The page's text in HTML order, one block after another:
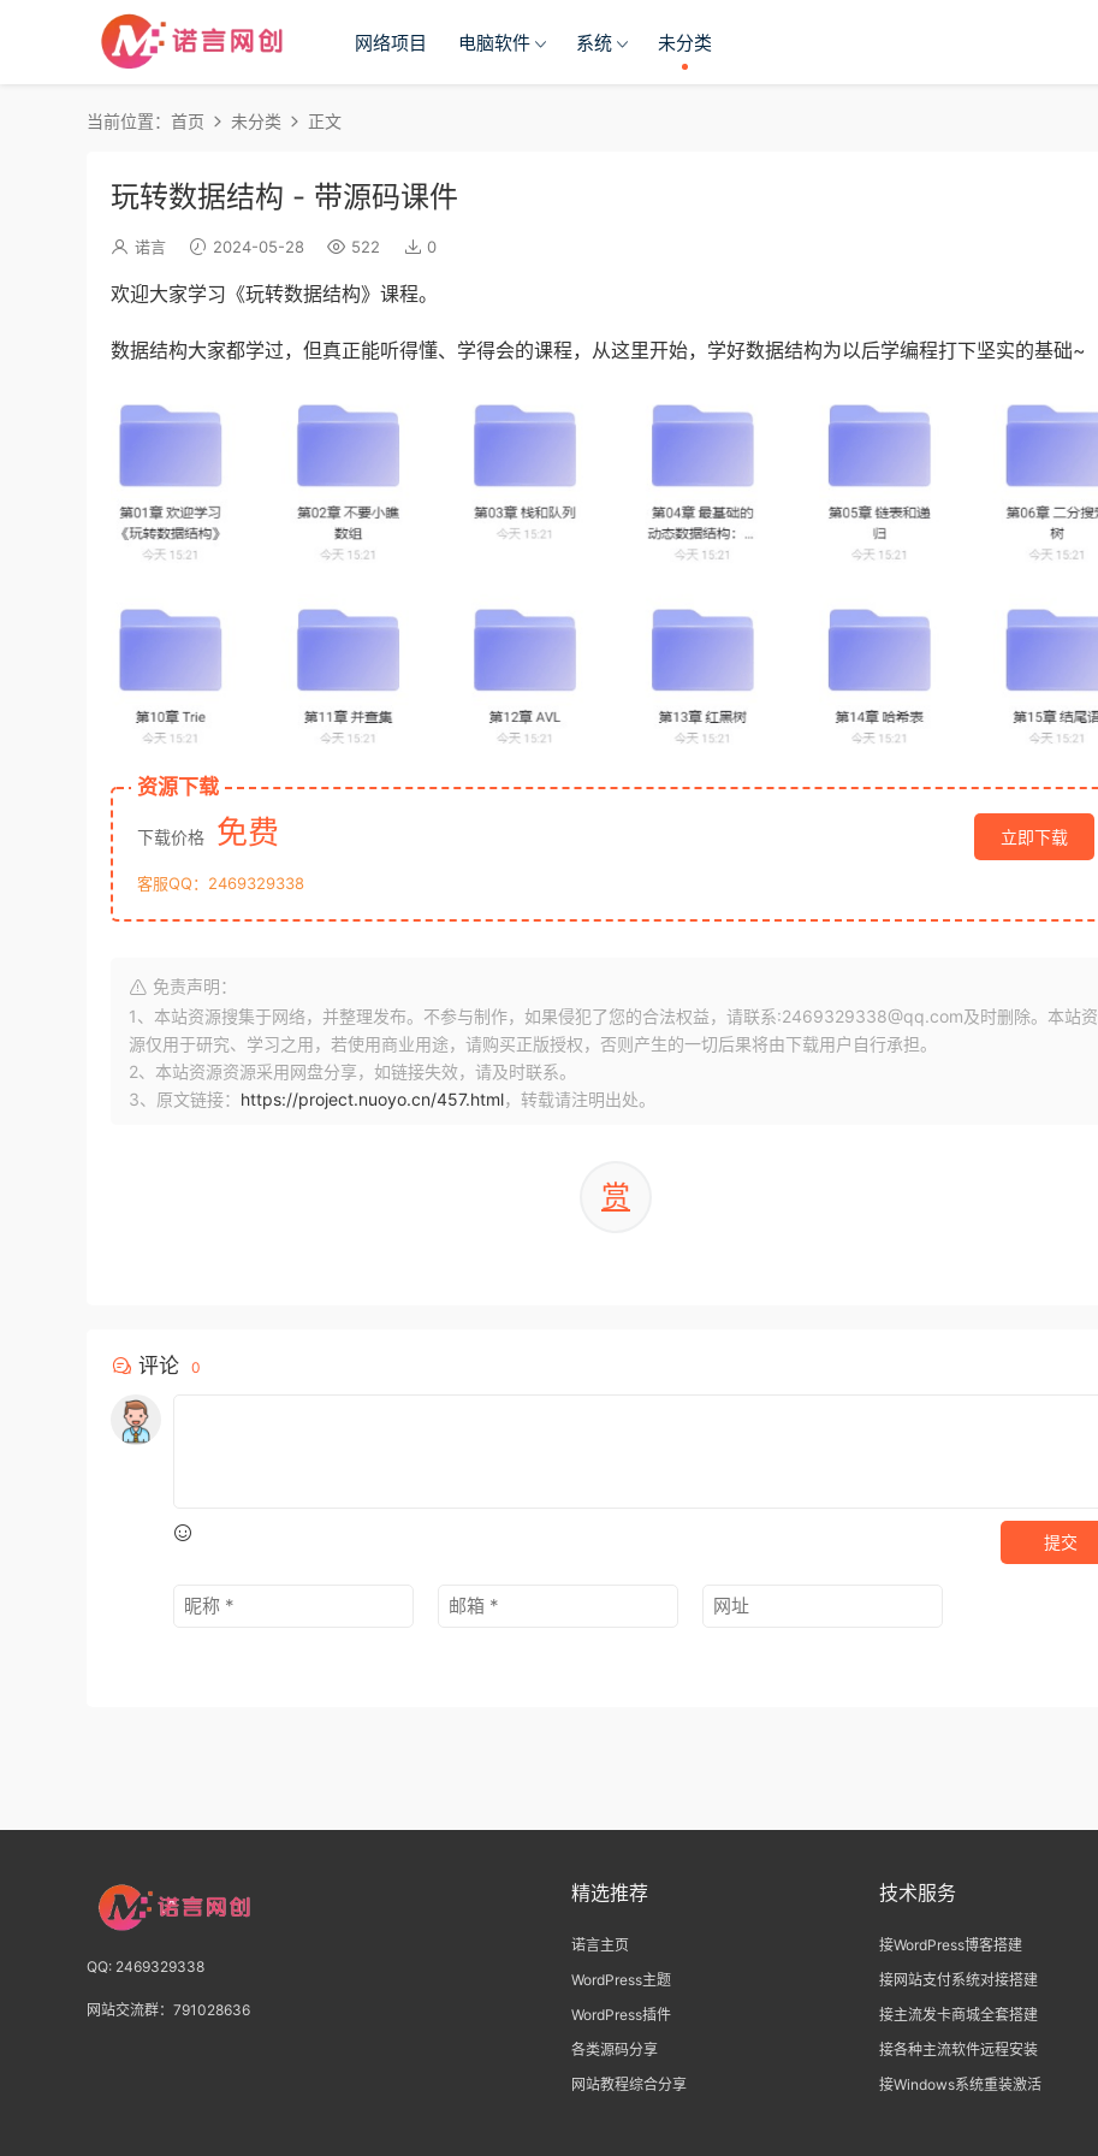
网络项目 电脑软件 系统 未分类
当前位置： 首页 未分类 正文
玩转数据结构 - 带源码课件
诺言 2024-05-28 522 0
欢迎大家学习《玩转数据结构》课程。
数据结构大家都学过，但真正能听得懂、学得会的课程，从这里开始，学好数据结构为以后学编程打下坚实的基础~
资源下载
下载价格 免费 立即下载
客服QQ：2469329338
免责声明：
1、本站资源搜集于网络，并整理发布。不参与制作，如果侵犯了您的合法权益，请联系:2469329338@qq.com及时删除。本站资
源仅用于研究、学习之用，若使用商业用途，请购买正版授权，否则产生的一切后果将由下载用户自行承担。
2、本站资源资源采用网盘分享，如链接失效，请及时联系。
3、原文链接： https://project.nuoyo.cn/457.html，转载请注明出处。
赏
评论 0
提交
QQ: 2469329338
网站交流群：791028636
精选推荐
诺言主页
WordPress主题
WordPress插件
各类源码分享
网站教程综合分享
技术服务
接WordPress博客搭建
接网站支付系统对接搭建
接主流发卡商城全套搭建
接各种主流软件远程安装
接Windows系统重装激活